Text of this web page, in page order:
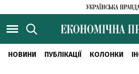
НОВИНИ ПУБЛІКАЦІЇ КОЛОНКИ